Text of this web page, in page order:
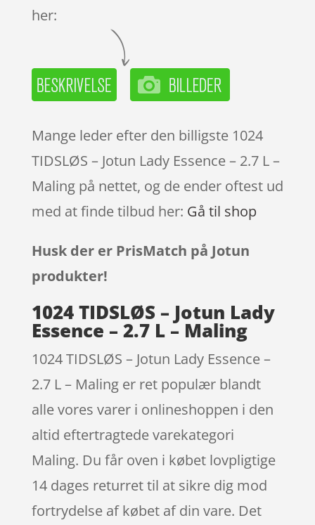
her:
Mange leder efter den billigste 1024
TIDSLØS – Jotun Lady Essence – 2.7 L –
Maling på nettet, og de ender oftest ud
med at finde tilbud her: Gå til shop
Husk der er PrisMatch på Jotun
produkter!
1024 TIDSLØS – Jotun Lady
Essence – 2.7 L – Maling
1024 TIDSLØS – Jotun Lady Essence –
2.7 L – Maling er ret populær blandt
alle vores varer i onlineshoppen i den
altid eftertragtede varekategori
Maling. Du får oven i købet lovpligtige
14 dages returret til at sikre dig mod
fortrydelse af købet af din vare. Det